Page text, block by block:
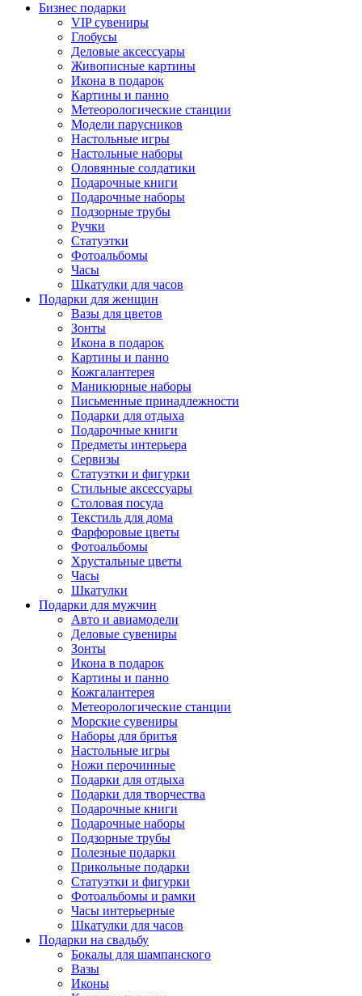
Бизнес подарки
VIP сувениры
Глобусы
Деловые аксессуары
Живописные картины
Икона в подарок
Картины и панно
Метеорологические станции
Модели парусников
Настольные игры
Настольные наборы
Оловянные солдатики
Подарочные книги
Подарочные наборы
Подзорные трубы
Ручки
Статуэтки
Фотоальбомы
Часы
Шкатулки для часов
Подарки для женщин
Вазы для цветов
Зонты
Икона в подарок
Картины и панно
Кожгалантерея
Маникюрные наборы
Письменные принадлежности
Подарки для отдыха
Подарочные книги
Предметы интерьера
Сервизы
Статуэтки и фигурки
Стильные аксессуары
Столовая посуда
Текстиль для дома
Фарфоровые цветы
Фотоальбомы
Хрустальные цветы
Часы
Шкатулки
Подарки для мужчин
Авто и авиамодели
Деловые сувениры
Зонты
Икона в подарок
Картины и панно
Кожгалантерея
Метеорологические станции
Морские сувениры
Наборы для бритья
Настольные игры
Ножи перочинные
Подарки для отдыха
Подарки для творчества
Подарочные книги
Подарочные наборы
Подзорные трубы
Полезные подарки
Прикольные подарки
Статуэтки и фигурки
Фотоальбомы и рамки
Часы интерьерные
Шкатулки для часов
Подарки на свадьбу
Бокалы для шампанского
Вазы
Иконы